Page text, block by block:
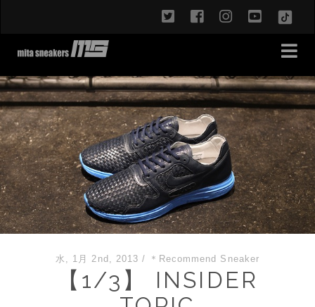
twitterfacebookinstagram
水, 1月 2nd, 2013 / ＊Recommend Sneaker
【1/3】 INSIDER